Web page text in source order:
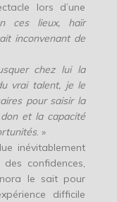
lors d’une
ces lieux, haïr
inconvenant de
chez lui la
vrai talent, je le
pour saisir la
et la capacité
. »
inévitablement
confidences,
le sait pour
difficile